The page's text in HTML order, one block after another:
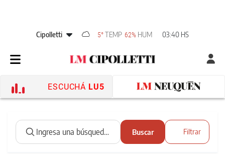
Cipolletti 5°TEMP 62% HUM 03:40 HS
ESCUCHÁ LU5
Buscar Filtrar